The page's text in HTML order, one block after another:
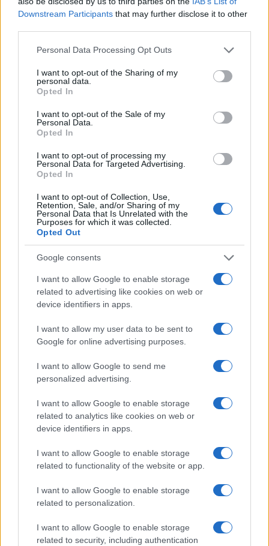
Downstream Participants that may further disclose it to other
Please note that this website/app uses one or more Google
not limited to your visit or usage behaviour. You may click to
grant or deny consent to Google and its third-party tags to
use your data for below specified purposes in below Google
consent section.
Personal Data Processing Opt Outs
I want to opt-out of the Sharing of my
personal data.
Opted In
I want to opt-out of the Sale of my
Personal Data.
Opted In
I want to opt-out of processing my
Personal Data for Targeted Advertising.
Opted In
I want to opt-out of Collection, Use,
Retention, Sale, and/or Sharing of my
Personal Data that Is Unrelated with the
Purposes for which it was collected.
Opted Out
Google consents
I want to allow Google to enable storage
related to advertising like cookies on web or
device identifiers in apps.
I want to allow my user data to be sent to
Google for online advertising purposes.
I want to allow Google to send me
personalized advertising.
I want to allow Google to enable storage
related to analytics like cookies on web or
device identifiers in apps.
I want to allow Google to enable storage
related to functionality of the website or app.
I want to allow Google to enable storage
related to personalization.
I want to allow Google to enable storage
related to security, including authentication
A palesztin terroristák 1972. szeptember 5-
én a müncheni olimpiai parkban megtámadták
az izraeli csapat szállását, két sportolót
lelőttek, kilencet túszul ejtettek, és
elbarikádozták magukat. Izraelben fogva
tartott palesztin terroristák és
Németországban fogva tartott német
szélsőbaloldali terroristák szabadon
bocsátását követelték. A terrorelhárításban
tapasztalatlan német hatóságok túszmentő
akciója nem sikerült, a rosszul kivitelezett
művelet végére meghalt valamennyi sportoló,
öt terrorista és egy német rendőr. A
túszdráma után – a modern olimpiák
történetében első alkalommal – a játékokat
egy napra felfüggesztették.
Egy müncheni terrorista évekig
Berlinben élt az 1972-es olimpiai
mészárlás után